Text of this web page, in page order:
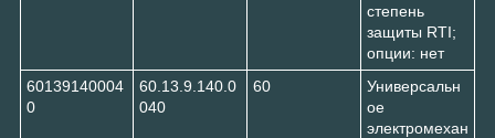
степень
защиты RTI;
опции: нет
60139140004
0
60.13.9.140.0
040
60
Универсальн
ое
электромехан